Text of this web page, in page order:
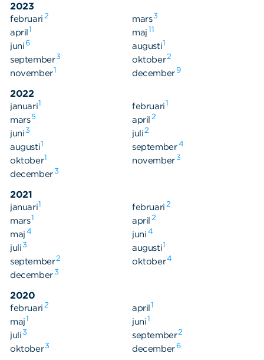
2023
februari 2 mars3
april1 maj 11
juni6 augusti1
september3 oktober2
november1 december9
2022
januari1 februari1
mars5 april 2
juni3 juli2
augusti1 september4
oktober1 november3
december3
2021
januari1 februari 2
mars1 april 2
maj 4 juni 4
juli3 augusti1
september2 oktober4
december3
2020
februari 2 april1
maj1 juni1
juli3 september2
oktober3 december6